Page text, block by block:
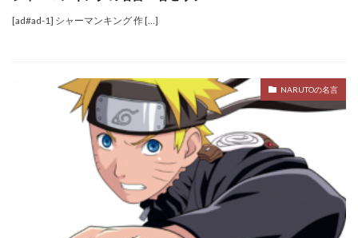
[ad#ad-1] シャーマンキング 作 […]
NARUTOの名言